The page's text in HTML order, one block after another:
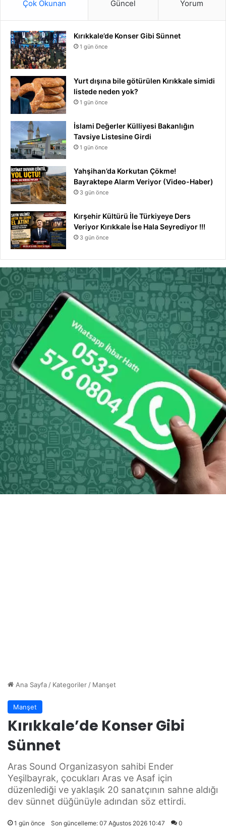
Çok Okunan Güncel Yorum
Kırıkkale’de Konser Gibi Sünnet
1 gün önce
Yurt dışına bile götürülen Kırıkkale simidi
listede neden yok?
1 gün önce
İslami Değerler Külliyesi Bakanlığın
Tavsiye Listesine Girdi
1 gün önce
Yahşihan’da Korkutan Çökme!
Bayraktepe Alarm Veriyor (Video-Haber)
3 gün önce
Kırşehir Kültürü İle Türkiyeye Ders
Veriyor Kırıkkale İse Hala Seyrediyor !!!
3 gün önce